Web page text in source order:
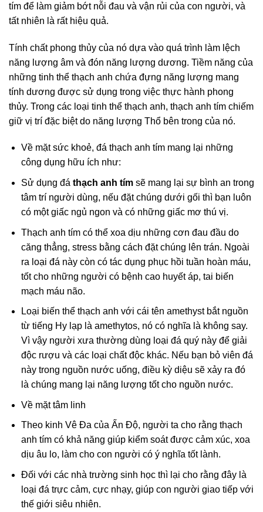
tím để làm giảm bớt nỗi đau và vận rủi của con người, và
tất nhiên là rất hiệu quả.
Tính chất phong thủy của nó dựa vào quá trình làm lệch
năng lượng âm và đón năng lượng dương. Tiềm năng của
những tinh thể thạch anh chứa đựng năng lượng mang
tính dương được sử dụng trong việc thực hành phong
thủy. Trong các loại tinh thể thạch anh, thạch anh tím chiếm
giữ vị trí đặc biệt do năng lượng Thổ bên trong của nó.
Về mặt sức khoẻ, đá thạch anh tím mang lại những
công dụng hữu ích như:
Sử dụng đá thạch anh tímsẽ mang lại sự bình an trong
tâm trí người dùng, nếu đặt chúng dưới gối thì bạn luôn
có một giấc ngủ ngon và có những giấc mơ thú vị.
Thạch anh tím có thể xoa dịu những cơn đau đầu do
căng thẳng, stress bằng cách đặt chúng lên trán. Ngoài
ra loại đá này còn có tác dụng phục hồi tuần hoàn máu,
tốt cho những người có bệnh cao huyết áp, tai biến
mạch máu não.
Loại biến thể thạch anh với cái tên amethyst bắt nguồn
từ tiếng Hy lạp là amethytos, nó có nghĩa là không say.
Vì vậy người xưa thường dùng loại đá quý này để giải
độc rượu và các loại chất độc khác. Nếu bạn bỏ viên đá
này trong nguồn nước uống, điều kỳ diệu sẽ xảy ra đó
là chúng mang lại năng lượng tốt cho nguồn nước.
Về mặt tâm linh
Theo kinh Vê Đa của Ấn Độ, người ta cho rằng thạch
anh tím có khả năng giúp kiểm soát được cảm xúc, xoa
dịu âu lo, làm cho con người có ý nghĩa tốt lành.
Đối với các nhà trường sinh học thì lại cho rằng đây là
loại đá trực cảm, cực nhạy, giúp con người giao tiếp với
thế giới siêu nhiên.